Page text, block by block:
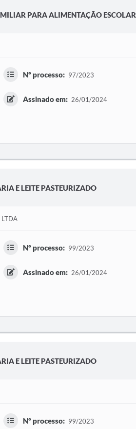
PARA ALIMENTAÇÃO ESCOLAR
Nº processo: 97/2023
Assinado em: 26/01/2024
E LEITE PASTEURIZADO
LTDA
Nº processo: 99/2023
Assinado em: 26/01/2024
E LEITE PASTEURIZADO
Nº processo: 99/2023